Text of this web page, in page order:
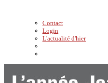
Contact
Login
L'actualité d'hier